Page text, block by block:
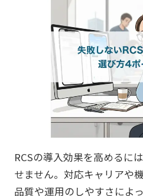
RCSの導入効果を高めるに
せません。対応キャリアや
品質や運用のしやすさによ